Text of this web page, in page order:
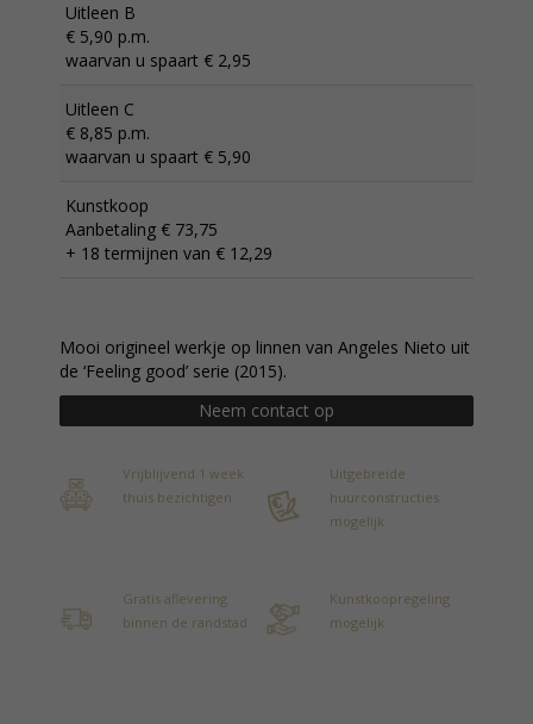
Uitleen B
€ 5,90 p.m.
waarvan u spaart € 2,95
Uitleen C
€ 8,85 p.m.
waarvan u spaart € 5,90
Kunstkoop
Aanbetaling € 73,75
+ 18 termijnen van € 12,29
Mooi origineel werkje op linnen van Angeles Nieto uit
de ‘Feeling good’ serie (2015).
Neem contact op
Vrijblijvend 1 week
thuis bezichtigen
Uitgebreide
huurconstructies
mogelijk
Gratis aflevering
binnen de randstad
Kunstkoopregeling
mogelijk